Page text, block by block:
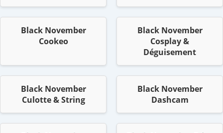
Black November
Cookeo
Black November
Cosplay &
Déguisement
Black November
Culotte & String
Black November
Dashcam